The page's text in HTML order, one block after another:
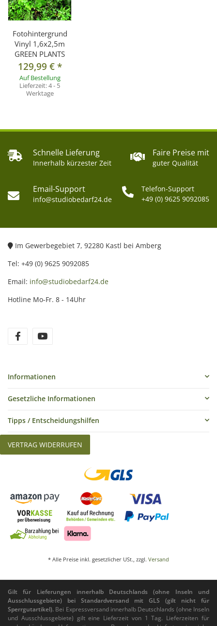
Fotohintergrund
Vinyl 1,6x2,5m
GREEN PLANTS
129,99 €*
Auf Bestellung
Lieferzeit:4 - 5
Werktage
Schnelle Lieferung
Innerhalb kürzester Zeit
Faire Preise mit
guter Qualität
Email-Support
info@studiobedarf24.de
Telefon-Support
+49 (0) 9625 9092085
Im Gewerbegebiet 7, 92280 Kastl bei Amberg
Tel: +49 (0) 9625 9092085
Email: info@studiobedarf24.de
Hotline Mo-Fr. 8 - 14Uhr
Informationen
Gesetzliche Informationen
Tipps / Entscheidungshilfen
VERTRAG WIDERRUFEN
* Alle Preise inkl. gesetzlicher USt., zzgl. Versand
Gilt für Lieferungen innerhalb Deutschlands (ohne Inseln und
Ausschlussgebiete) bei Standardversand mit GLS (gilt nicht für
Sperrgutartikel). Bei Expressversand innerhalb Deutschlands (ohne Inseln
und Ausschlussgebiete) gilt eine Lieferzeit von 1 Tag. Lieferzeiten für